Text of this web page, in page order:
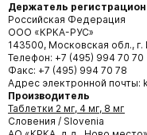
Держатель
Российская Федерация
ООО «КРКА-РУС»
143500, Московская обл.,
Телефон: +7 (495) 994 70 70
Факс: +7 (495) 994 70 78
Адрес электронной почты:
Производитель
Таблетки 2 мг, 4 мг, 8 мг
Словения / Slovenia